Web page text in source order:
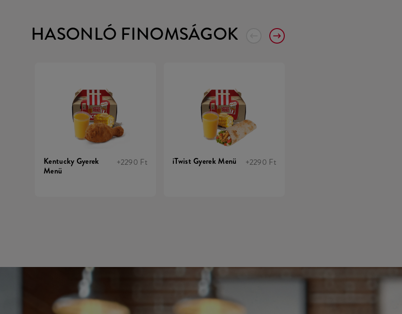
HASONLÓ FINOMSÁGOK
Kentucky Gyerek
Menü
+2290 Ft iTwist Gyerek Menü +2290 Ft